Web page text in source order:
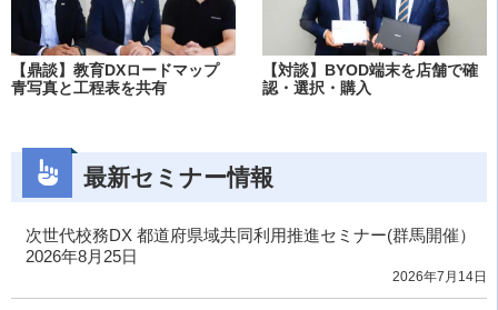
【鼎談】教育DXロードマップ
青写真と工程表を共有
【対談】BYOD端末を店舗で確
認・選択・購入
最新セミナー情報
次世代校務DX 都道府県域共同利用推進セミナー(群馬開催）
2026年8月25日
2026年7月14日